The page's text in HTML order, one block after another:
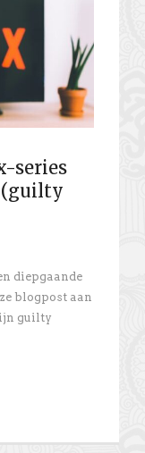
series
(guilty
diepgaande
blogpost aan
guilty